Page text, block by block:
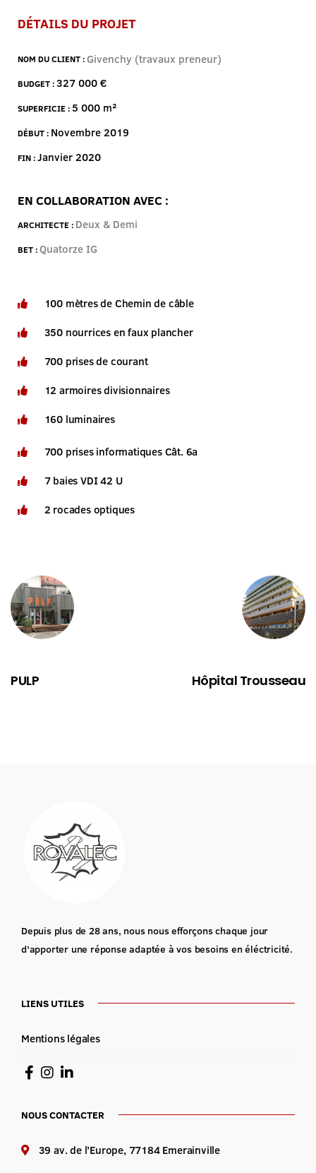
DÉTAILS DU PROJET
NOM DU CLIENT : Givenchy (travaux preneur)
BUDGET :327 000 €
SUPERFICIE :5 000 m²
DÉBUT : Novembre 2019
FIN :Janvier 2020
EN COLLABORATION AVEC :
ARCHITECTE : Deux & Demi
BET :Quatorze IG
100 mètres de Chemin de câble
350 nourrices en faux plancher
700 prises de courant
12 armoires divisionnaires
160 luminaires
700 prises informatiques Cât. 6a
7 baies VDI 42 U
2 rocades optiques
PULP Hôpital Trousseau
Depuis plus de 28 ans, nous nous efforçons chaque jour
d’apporter une réponse adaptée à vos besoins en éléctricité.
LIENS UTILES
Mentions légales
NOUS CONTACTER
39 av. de l’Europe, 77184 Emerainville